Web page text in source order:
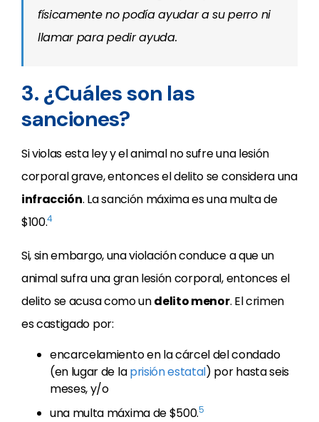
físicamente no podía ayudar a su perro ni
llamar para pedir ayuda.
3. ¿Cuáles son las
sanciones?
Si violas esta ley y el animal no sufre una lesión
corporal grave, entonces el delito se considera una
infracción. La sanción máxima es una multa de
$100.4
Si, sin embargo, una violación conduce a que un
animal sufra una gran lesión corporal, entonces el
delito se acusa como undelito menor. El crimen
es castigado por:
encarcelamiento en la cárcel del condado
(en lugar de laprisión estatal) por hasta seis
meses, y/o
una multa máxima de $500.5